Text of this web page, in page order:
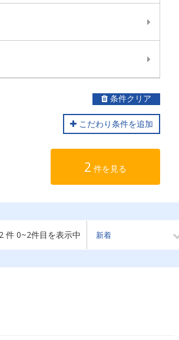
条件クリア
こだわり条件を追加
2 件を見る
2 件 0~2件目を表示中